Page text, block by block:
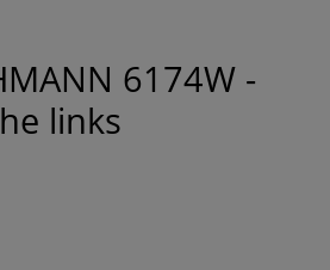
6174W -
links